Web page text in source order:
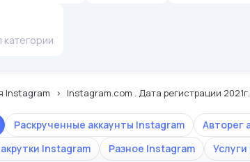
категории
Instagram Instagram.com . Дата регистрации
Раскрученные аккаунты Instagram Авторег
Instagram Разное Instagram